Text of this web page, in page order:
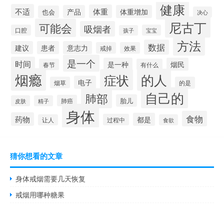
不适 也会 产品 体重 体重增加 健康 决心
口腔 可能会 吸烟者 孩子 宝宝 尼古丁
建议 患者 意志力 戒掉 效果 数据 方法
时间 春节 是一个 是一种 有什么 烟民
烟瘾 烟草 电子 症状 的人 的是
皮肤 精子 肺癌 肺部 胎儿 自己的
药物 让人 身体 过程中 都是 食欲 食物
猜你想看的文章
身体戒烟需要几天恢复
戒烟用哪种糖果